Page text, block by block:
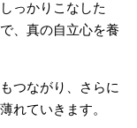
っかりこなした
、真の自立心を養
つながり、さらに
れていきます。